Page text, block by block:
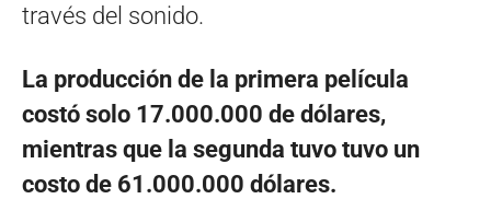
través del sonido.
La producción de la primera película
costó solo 17.000.000 de dólares,
mientras que la segunda tuvo tuvo un
costo de 61.000.000 dólares.